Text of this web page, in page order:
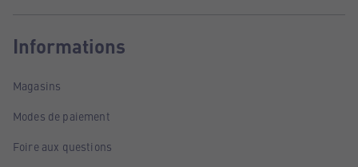
Informations
Magasins
Modes de paiement
Foire aux questions